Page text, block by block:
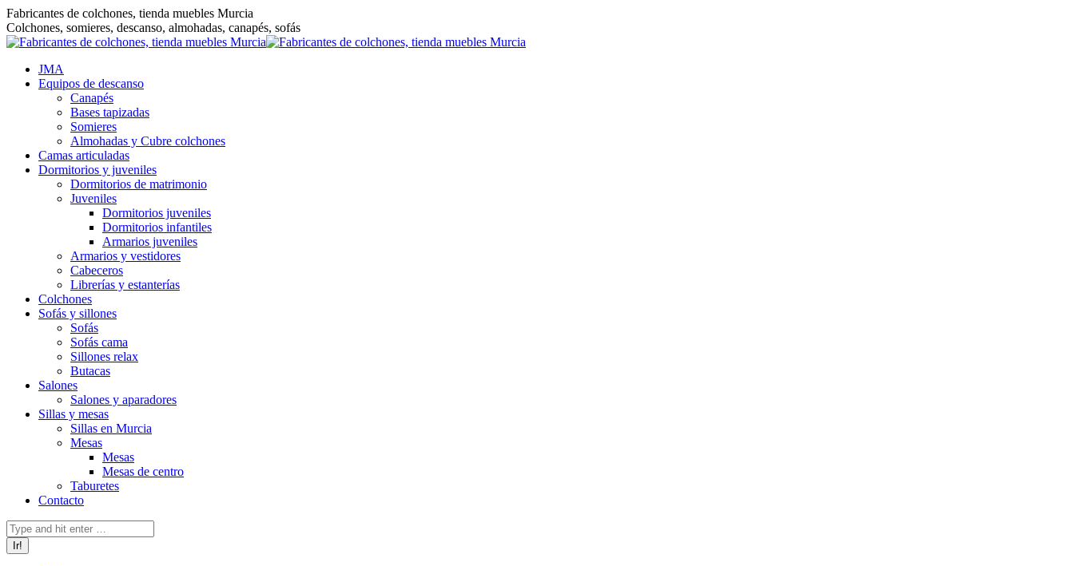
Saltar
al
contenido
Fabricantes de colchones, tienda muebles Murcia
Colchones, somieres, descanso, almohadas, canapés, sofás
JMA
Equipos de descanso
Canapés
Bases tapizadas
Somieres
Almohadas y Cubre colchones
Camas articuladas
Dormitorios y juveniles
Dormitorios de matrimonio
Juveniles
Dormitorios juveniles
Dormitorios infantiles
Armarios juveniles
Armarios y vestidores
Cabeceros
Librerías y estanterías
Colchones
Sofás y sillones
Sofás
Sofás cama
Sillones relax
Butacas
Salones
Salones y aparadores
Sillas y mesas
Sillas en Murcia
Mesas
Mesas
Mesas de centro
Taburetes
Contacto
Buscar: